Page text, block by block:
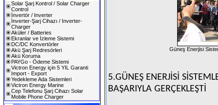
Solar Şarj Kontrol / Solar Charger
Control
İnvertör / Inverter
İnverter-Şarj Cihazı / Inverter-
Charger
Aküler / Batteries
Ekranlar ve İzleme Sistemi
DC/DC Konvertörler
Akü Şarj Redresörleri
Akü Koruma
PAYGo - Ödeme Sistemi
Victron Energy için 5 YIL Garanti
Import - Export
Yedekleme Ada Sistemleri
Victron Energy Marine
Cep Telefonu Şarj Cihazı Solar
Mobile Phone Charger
Güneş Enerjisi
5.GÜNEŞ ENERJİSİ
BAŞARIYLA GERÇEKLEŞTİ